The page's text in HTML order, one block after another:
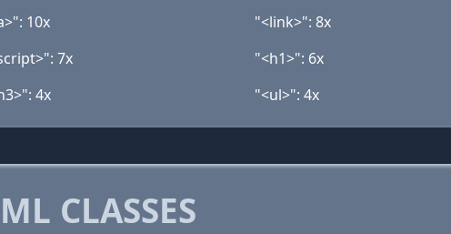
10x "<link>": 8x
7x "<h1>": 6x
4x "<ul>": 4x
CLASSES